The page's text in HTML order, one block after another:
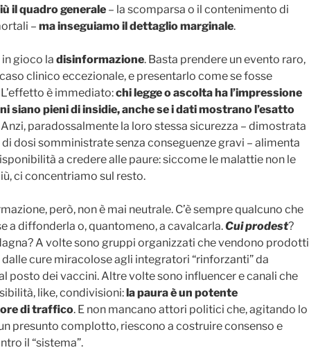
il quadro generale – la scomparsa o il contenimento di
– ma inseguiamo il dettaglio marginale.
in gioco la disinformazione. Basta prendere un evento raro,
clinico eccezionale, e presentarlo come se fosse
è immediato:chi legge o ascolta ha l’impressione
siano pieni di insidie, anche se i dati mostrano l’esatto
Anzi, paradossalmente la loro stessa sicurezza – dimostrata
dosi somministrate senza conseguenze gravi – alimenta
a credere alle paure: siccome le malattie non le
ci concentriamo sul resto.
però, non è mai neutrale. C’è sempre qualcuno che
a diffonderla o, quantomeno, a cavalcarla.Cui prodest?
A volte sono gruppi organizzati che vendono prodotti
cure miracolose agli integratori “rinforzanti” da
posto dei vaccini. Altre volte sono influencer e canali che
like, condivisioni:la paura è un potente
di traffico. E non mancano attori politici che, agitando lo
presunto complotto, riescono a costruire consenso e
il “sistema”.